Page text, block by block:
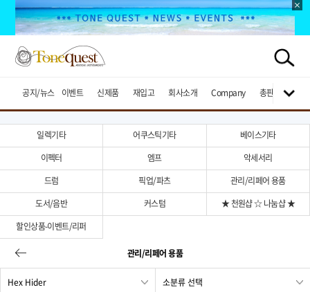
공지/뉴스 이벤트 신제품 재입고 회사소개 Company 총판브랜드
일렉기타 어쿠스틱기타
베이스기타
이펙터
엠프
악세서리
드럼
픽업/파츠
관리/리페어 용품
도서/음반
커스텀
★ 천원샵 ☆ 나눔샵 ★
할인상품-이벤트/리퍼
관리/리페어 용품